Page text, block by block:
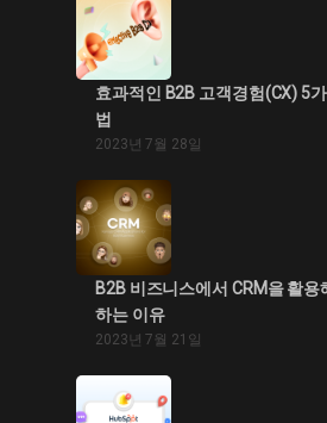
효과적인 B2B 고객경험(CX) 5
법
2023년 7월 28일
B2B 비즈니스에서 CRM을 활용
하는 이유
2023년 7월 21일